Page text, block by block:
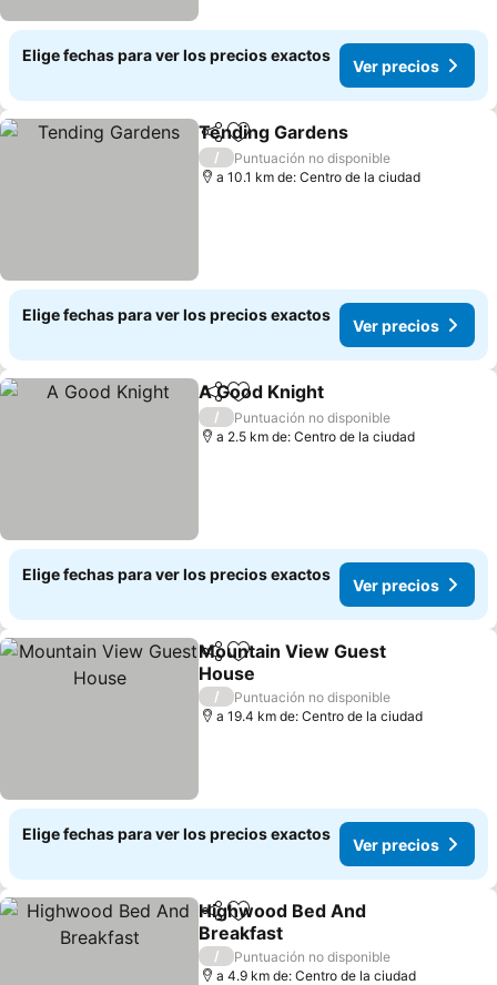
Elige fechas para ver los precios exactos
Ver precios
Compartir
Agregar a favoritos
Tending Gardens
/
Puntuación no disponible
a 10.1 km de: Centro de la ciudad
Elige fechas para ver los precios exactos
Ver precios
CompartirAgregar a favoritos
A Good Knight
/
Puntuación no disponible
a 2.5 km de: Centro de la ciudad
Elige fechas para ver los precios exactos
Ver precios
CompartirAgregar a favoritos
Mountain View Guest
House
Ver precios
/
Puntuación no disponible
a 19.4 km de: Centro de la ciudad
Elige fechas para ver los precios exactos
Ver precios
CompartirAgregar a favoritos
Highwood Bed And
Breakfast
Ver precios
/
Puntuación no disponible
a 4.9 km de: Centro de la ciudad